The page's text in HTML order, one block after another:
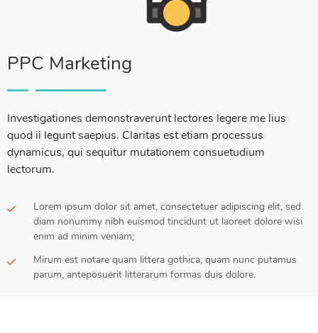
PPC Marketing
Investigationes demonstraverunt lectores legere me lius
quod ii legunt saepius. Claritas est etiam processus
dynamicus, qui sequitur mutationem consuetudium
lectorum.
Lorem ipsum dolor sit amet, consectetuer adipiscing elit, sed
diam nonummy nibh euismod tincidunt ut laoreet dolore wisi
enim ad minim veniam;
Mirum est notare quam littera gothica, quam nunc putamus
parum, anteposuerit litterarum formas duis dolore.